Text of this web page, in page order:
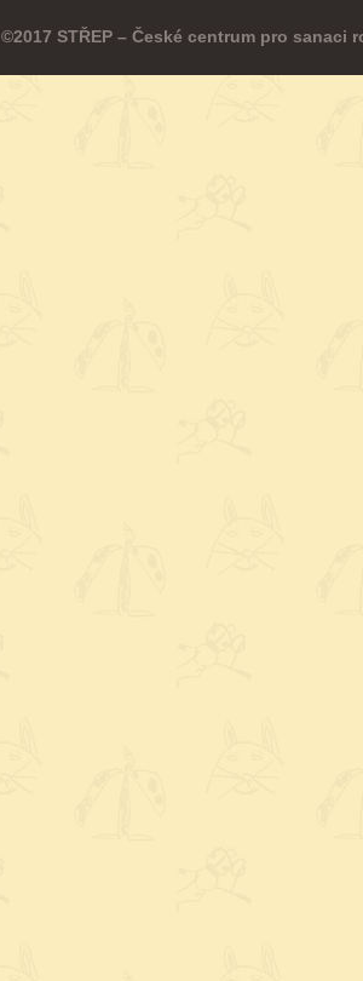
©2017 STŘEP – České centrum pro sanaci